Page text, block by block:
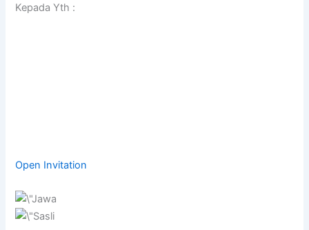
Kepada Yth :
Open Invitation